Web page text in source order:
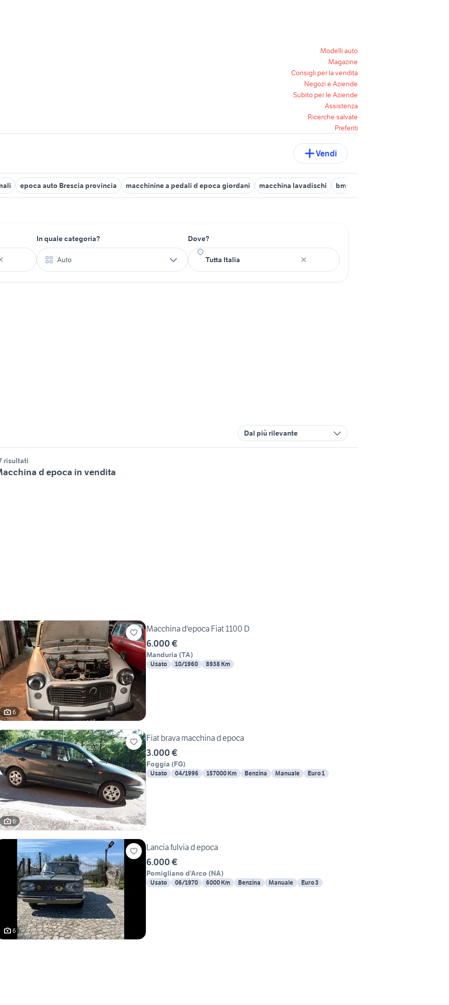
Modelli auto
Magazine
Consigli per la vendita
Negozi e Aziende
Subito per le Aziende
Assistenza
Ricerche salvate
Preferiti
Vendi
epoca auto Brescia provincia macchinine a pedali d epoca giordani macchina lavadischi bmw 640d
In quale categoria?
Auto
Dove?
Dal più rilevante
risultati
d epoca in vendita
6
Macchina d'epoca Fiat 1100 D
6.000 €
Manduria (TA)
Usato 10/1960 8938 Km
6
Fiat brava macchina d epoca
3.000 €
Foggia (FG)
Usato 04/1996 157000 Km Benzina Manuale Euro 1
6
Lancia fulvia d epoca
6.000 €
Pomigliano d'Arco (NA)
Usato 06/1970 6000 Km Benzina Manuale Euro 3